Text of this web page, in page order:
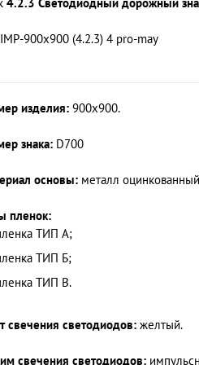
IMP-900x900 (4.2.3) 4 pro-may
изделия: 900x900.
знака: D700
основы: металл
пленок:
ТИП А;
ТИП Б;
ТИП В.
свечения светодиодов: желтый.
свечения светодиодов: